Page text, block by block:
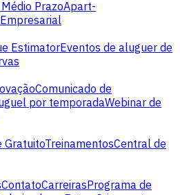
PrazoApart-
Empresarial
EstimatorEventos de aluguer de
Comunicado de
por temporadaWebinar de
GratuitoTreinamentosCentral de
ContatoCarreirasPrograma de